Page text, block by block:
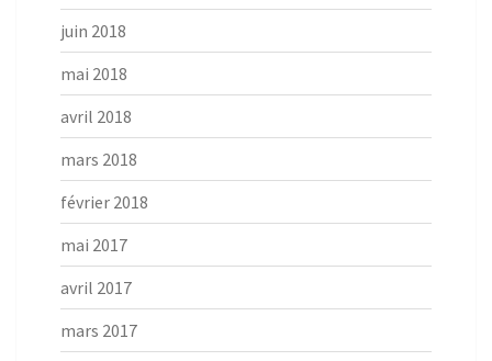
juin 2018
mai 2018
avril 2018
mars 2018
février 2018
mai 2017
avril 2017
mars 2017